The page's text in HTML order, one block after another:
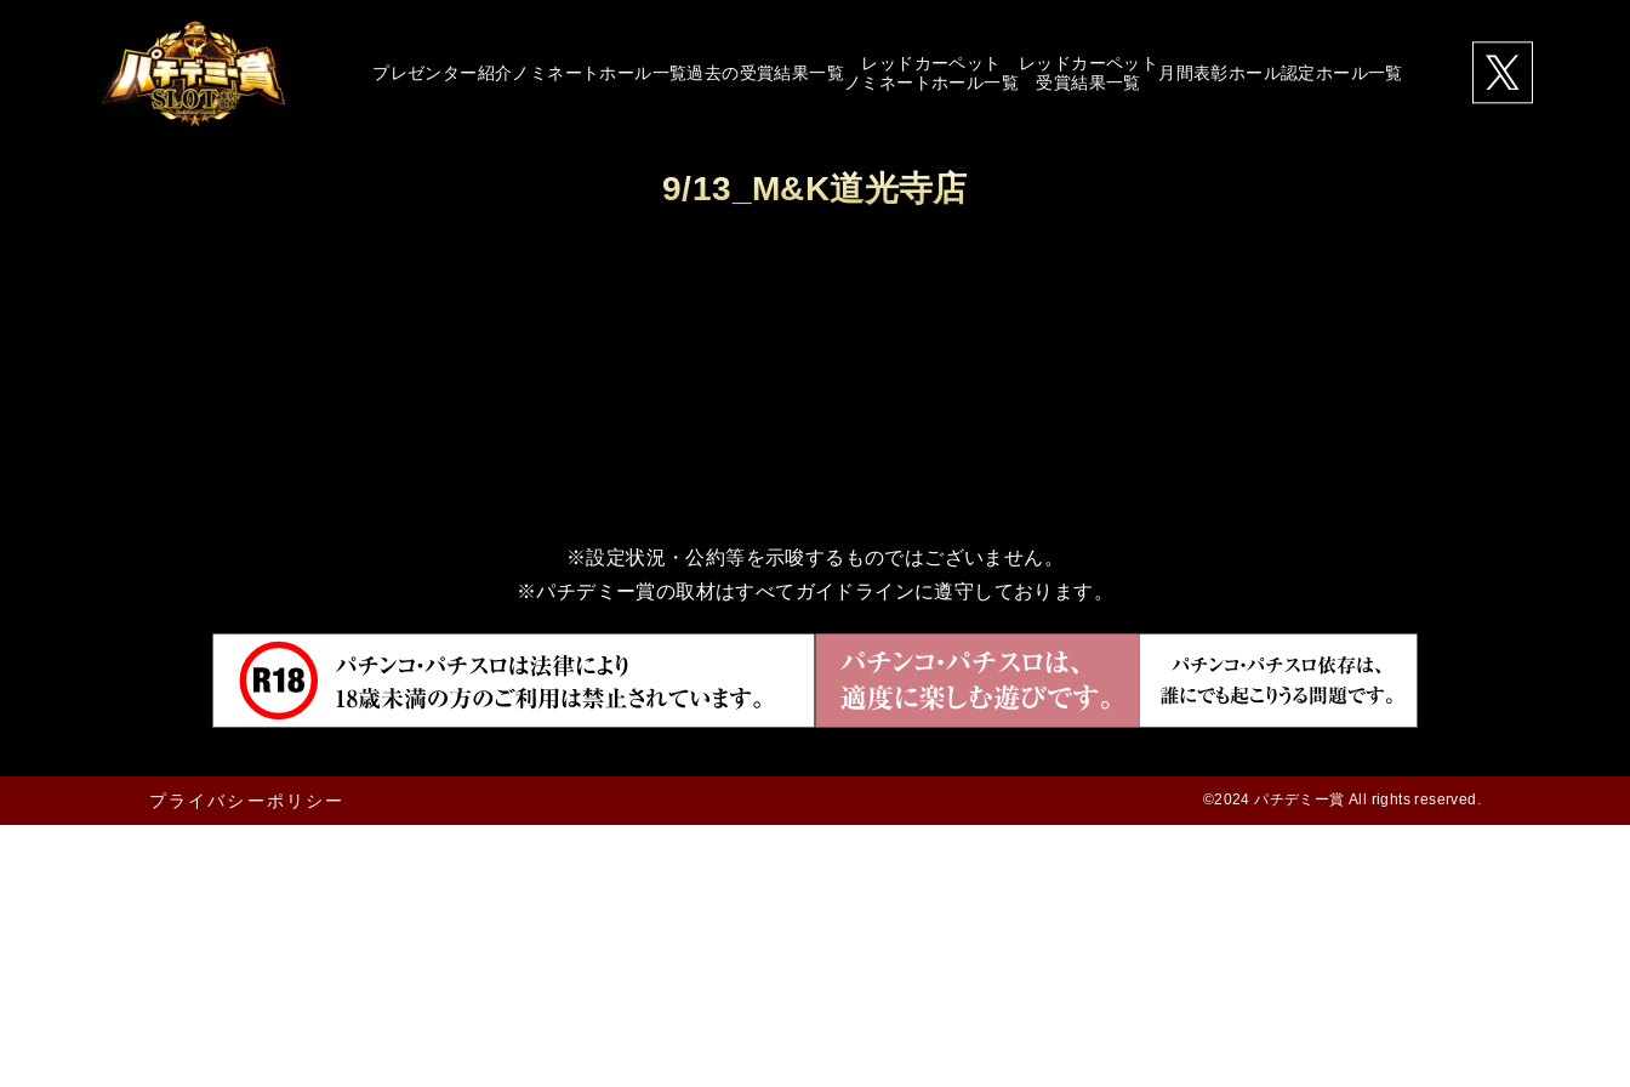
プレゼンター紹介 ノミネートホール一覧過去の受賞結果一覧
レッドカーペット
ノミネートホール一覧
レッドカーペット
受賞結果一覧
月間表彰ホール認定ホール一覧
9/13_M&K道光寺店
※設定状況・公約等を示唆するものではございません。
※パチデミー賞の取材はすべてガイドラインに遵守しております。
プライバシーポリシー ©2024 パチデミー賞 All rights reserved.